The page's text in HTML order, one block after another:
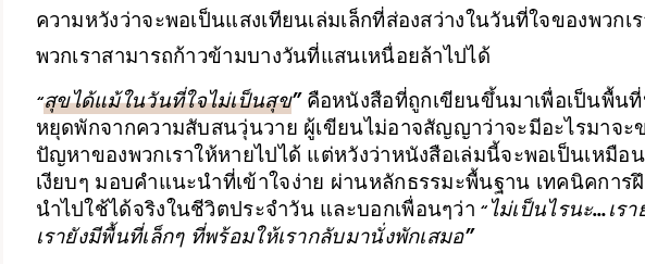
ความหวังว่าจะพอเป็นแสงเทียนเล่มเล็กที่ส่องสว่างในวันที่ใจของพวก
พวกเราสามารถก้าวข้ามบางวันที่แสนเหนื่อยล้าไปได้
“สุขได้แม้ในวันที่ใจไม่เป็นสุข” คือหนังสือที่ถูกเขียนขึ้นมาเพื่อเป็นพื้น
หยุดพักจากความสับสนวุ่นวาย ผู้เขียนไม่อาจสัญญาว่าจะมีอะไรมาจ
ปัญหาของพวกเราให้หายไปได้ แต่หวังว่าหนังสือเล่มนี้จะพอเป็นเหมือ
เงียบๆ มอบคำแนะนำที่เข้าใจง่าย ผ่านหลักธรรมะพื้นฐาน เทคนิคการ
นำไปใช้ได้จริงในชีวิตประจำวัน และบอกเพื่อนๆว่า “ ไม่เป็นไรนะ…เร
เรายังมีพื้นที่เล็กๆ ที่พร้อมให้เรากลับมานั่งพักเสมอ”